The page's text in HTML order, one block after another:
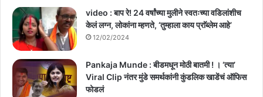
video : बाप रे! 24 वर्षांच्या मुलीने स्वतःच्या वडिलांशीच
केलं लग्न, लोकांना म्हणते, ‘तुम्हाला काय प्राॅब्लेम आहे’
12/02/2024
Pankaja Munde : बीडमधून मोठी बातमी ! । ‘त्या’
Viral Clip नंतर मुंडे समर्थकांनी कुंडलिक खाडेंचं ऑफिस
फोडलं